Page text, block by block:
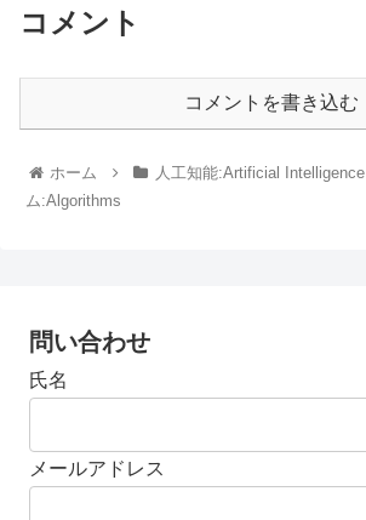
コメント
コメントを書き込む
ホーム 人工知能:Artificial Intelligence
ム:Algorithms
問い合わせ
氏名
メールアドレス